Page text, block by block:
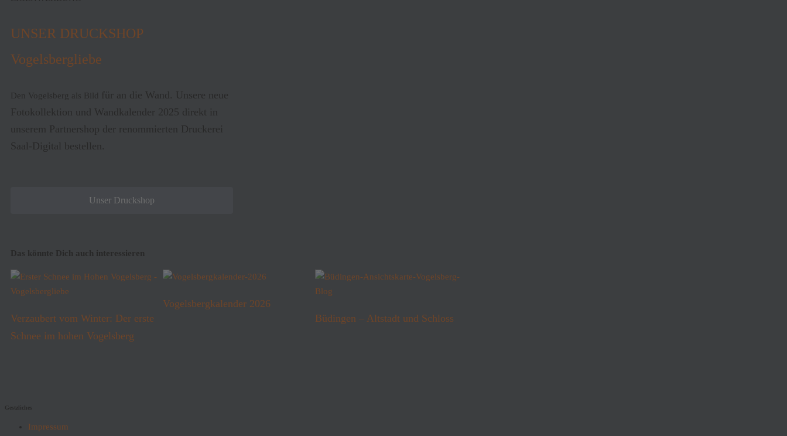
UNSER DRUCKSHOP
Vogelsbergliebe
Den Vogelsberg als Bild
für an die Wand. Unsere neue
Fotokollektion und Wandkalender 2025 direkt in
unserem Partnershop der renommierten Druckerei
Saal-Digital bestellen.
Unser Druckshop
Das könnte Dich auch interessieren
Verzaubert vom Winter: Der erste
Schnee im hohen Vogelsberg
Vogelsbergkalender 2026
Büdingen – Altstadt und Schloss
Gestzliches
Impressum